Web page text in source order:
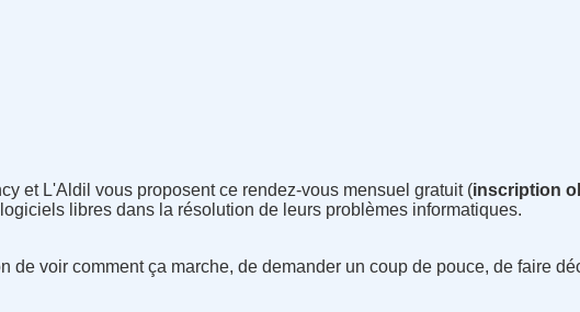
et L'Aldil vous proposent ce rendez-vous mensuel gratuit (inscription
libres dans la résolution de leurs problèmes informatiques.
de voir comment ça marche, de demander un coup de pouce, de faire